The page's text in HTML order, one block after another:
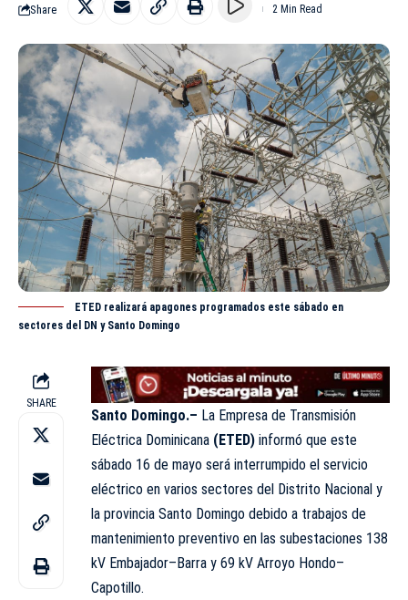
Share 2 Min Read
ETED realizará apagones programados este sábado en
sectores del DN y Santo Domingo
SHARE
Santo Domingo.– La Empresa de Transmisión
Eléctrica Dominicana (ETED) informó que este
sábado 16 de mayo será interrumpido el servicio
eléctrico en varios sectores del Distrito Nacional y
la provincia Santo Domingo debido a trabajos de
mantenimiento preventivo en las subestaciones 138
kV Embajador–Barra y 69 kV Arroyo Hondo–
Capotillo.